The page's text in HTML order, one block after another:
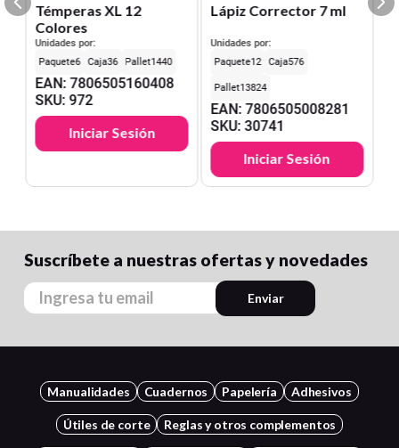
Témperas XL 12
Colores
Unidades por:
6
36 1440
EAN:7806505160408
SKU:972
Iniciar Sesión
Lápiz Corrector 7 ml
Unidades por:
12
576
13824
EAN:7806505008281
SKU:30741
Iniciar Sesión
Suscríbete a nuestras ofertas y novedades
Enviar
Manualidades Cuadernos Papelería Adhesivos
Útiles de corte Reglas y otros complementos